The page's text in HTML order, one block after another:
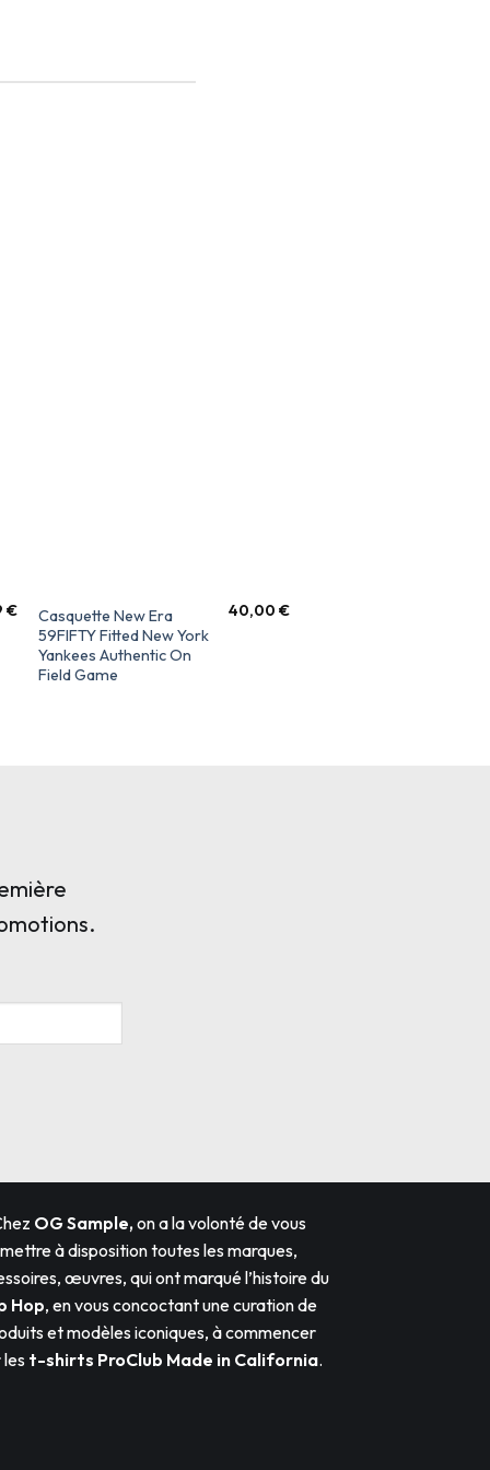
€
Casquette New Era
59FIFTY Fitted New York
Yankees Authentic On
Field Game
40,00€
OG Sample, on a la volonté de vous
mettre à disposition toutes les marques,
œuvres, qui ont marqué l’histoire du
Hop, en vous concoctant une curation de
et modèles iconiques, à commencer
t-shirts ProClub Made in California.